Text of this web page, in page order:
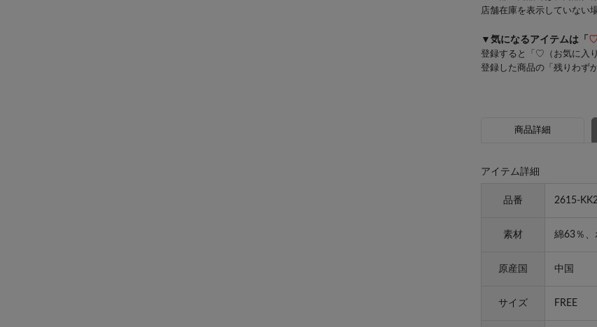
店舗在庫を表示していない
▼気になるアイテムは「 ♡
登録すると「♡（お気に入
登録した商品の「残りわず
商品詳細
アイテム詳細
品番 2615-
素材 綿63％、
原産国 中国
サイズ FREE